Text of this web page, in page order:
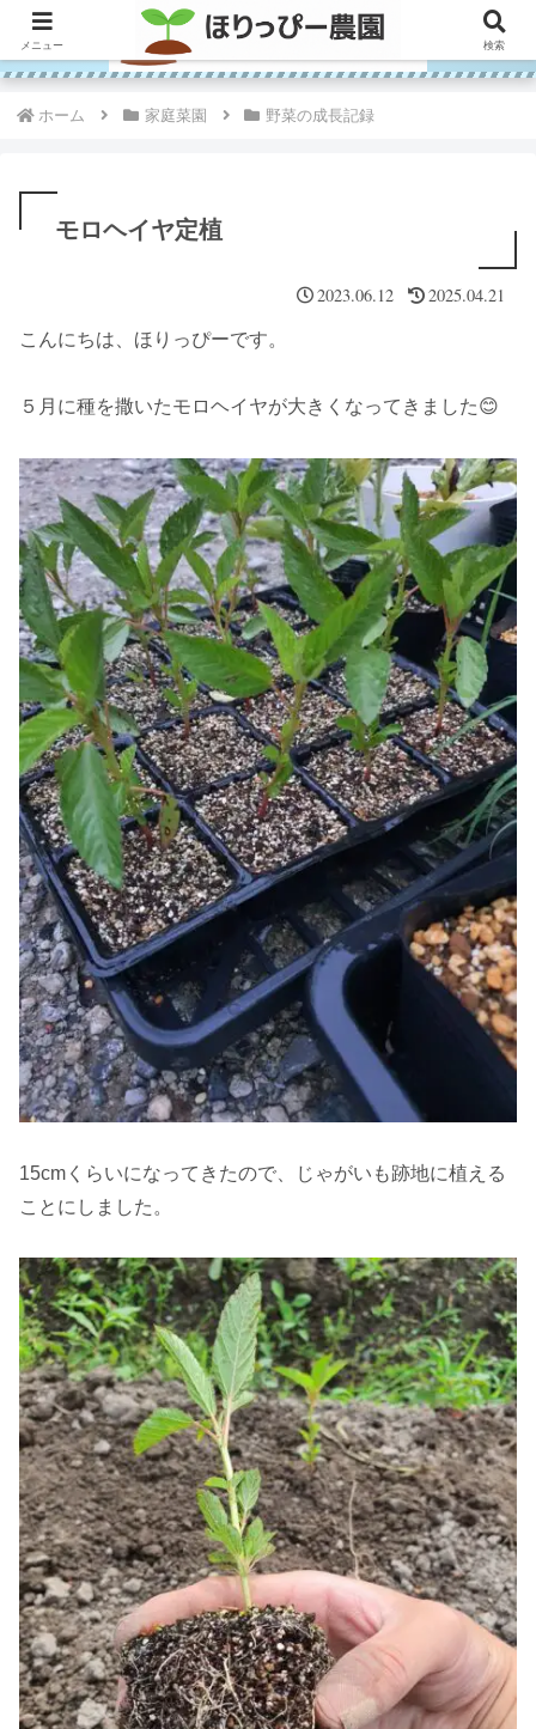
ホーム 家庭菜園 野菜の成長記録
モロヘイヤ定植
2023.06.12 2025.04.21
こんにちは、ほりっぴーです。
５月に種を撒いたモロヘイヤが大きくなってきました😊
15cmくらいになってきたので、じゃがいも跡地に植える
ことにしました。
メニュー 検索